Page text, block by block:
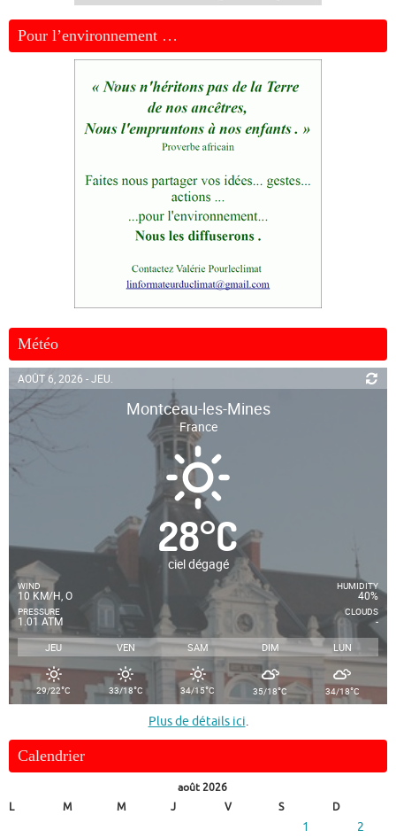
Pour l’environnement …
Météo
AOÛT 6, 2026 - JEU.
Montceau-les-Mines
France
28°C
ciel dégagé
WIND
10 KM/H, O
PRESSURE
1.01 ATM
HUMIDITY
40%
CLOUDS
-
JEU VEN SAM DIM LUN
29/22°C 33/18°C 34/15°C 35/18°C 34/18°C
Plus de détails ici.
Calendrier
août 2026
L
M M J V S D
1
2